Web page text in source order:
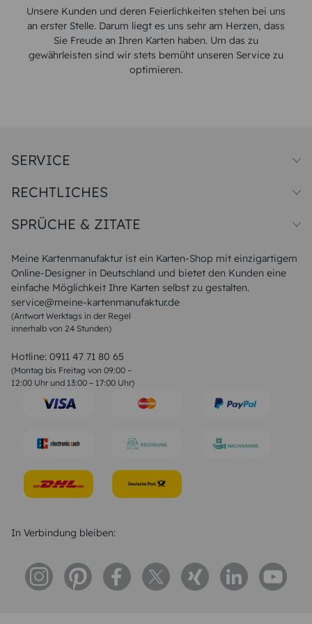
Unsere Kunden und deren Feierlichkeiten stehen bei uns
an erster Stelle. Darum liegt es uns sehr am Herzen, dass
Sie Freude an Ihren Karten haben. Um das zu
gewährleisten sind wir stets bemüht unseren Service zu
optimieren.
Meine Kartenmanufaktur ist ein Karten-Shop mit einzigartigem
Online-Designer in Deutschland und bietet den Kunden eine
einfache Möglichkeit Ihre Karten selbst zu gestalten.
service@meine-kartenmanufaktur.de
(Antwort Werktags in der Regel
innerhalb von 24 Stunden)
Hotline: 0911 47 71 80 65
(Montag bis Freitag von 09:00 –
12:00 Uhr und 13:00 – 17:00 Uhr)
SERVICE
Papiersorten
Unsere Produktion
Magazin
FAQ
RECHTLICHES
Widerrufsbelehrung
SPRÜCHE & ZITATE
Liebeskummer Sprüche
Sommer Sprüche
Muttertagssprüche
Sprüche zur Hochzeit
Sprüche zur Konfirmation & Kommunion
Weihnachtsgedichte
Liebessprüche
Geburtstagssprüche
Trauersprüche
Konfirmation Glückwünsche
In Verbindung bleiben: